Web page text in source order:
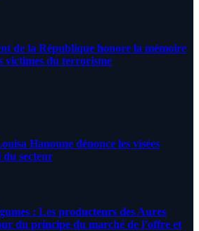
de la République honore la mémoire
victimes du terrorisme
Hanoune dénonce les visées
du secteur
: Les producteurs des Aures
du principe du marché de l’offre et